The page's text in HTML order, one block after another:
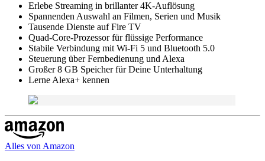
Erlebe Streaming in brillanter 4K-Auflösung
Spannenden Auswahl an Filmen, Serien und Musik
Tausende Dienste auf Fire TV
Quad-Core-Prozessor für flüssige Performance
Stabile Verbindung mit Wi-Fi 5 und Bluetooth 5.0
Steuerung über Fernbedienung und Alexa
Großer 8 GB Speicher für Deine Unterhaltung
Lerne Alexa+ kennen
Alles von Amazon